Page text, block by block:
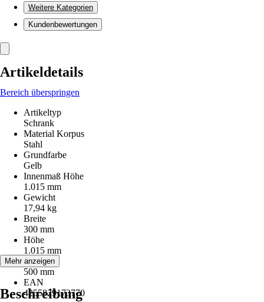
Weitere Kategorien
Kundenbewertungen
Artikeldetails
Bereich überspringen
Artikeltyp
Schrank
Material Korpus
Stahl
Grundfarbe
Gelb
Innenmaß Höhe
1.015 mm
Gewicht
17,94 kg
Breite
300 mm
Höhe
1.015 mm
Tiefe
500 mm
EAN
4255829173770
Mehr anzeigen
Beschreibung